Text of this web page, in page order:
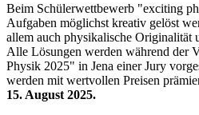
Beim Schülerwettbewerb "exciting
Aufgaben möglichst kreativ gelöst
allem auch physikalische Originalität
Alle Lösungen werden während der
Physik 2025" in Jena einer Jury
werden mit wertvollen Preisen
15. August 2025.